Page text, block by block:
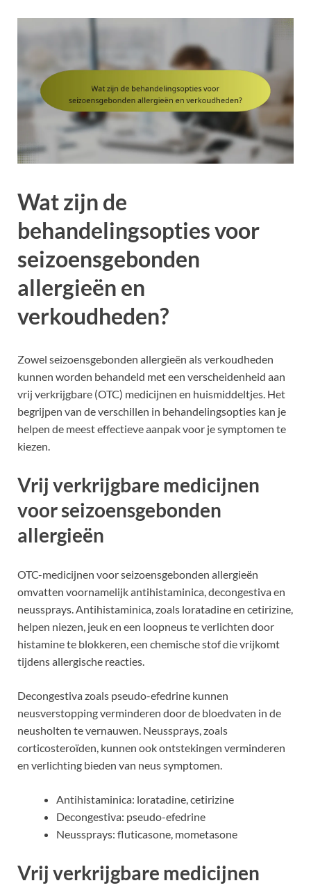
Wat zijn de
behandelingsopties voor
seizoensgebonden
allergieën en
verkoudheden?
Zowel seizoensgebonden allergieën als verkoudheden
kunnen worden behandeld met een verscheidenheid aan
vrij verkrijgbare (OTC) medicijnen en huismiddeltjes. Het
begrijpen van de verschillen in behandelingsopties kan je
helpen de meest effectieve aanpak voor je symptomen te
kiezen.
Vrij verkrijgbare medicijnen
voor seizoensgebonden
allergieën
OTC-medicijnen voor seizoensgebonden allergieën
omvatten voornamelijk antihistaminica, decongestiva en
neussprays. Antihistaminica, zoals loratadine en cetirizine,
helpen niezen, jeuk en een loopneus te verlichten door
histamine te blokkeren, een chemische stof die vrijkomt
tijdens allergische reacties.
Decongestiva zoals pseudo-efedrine kunnen
neusverstopping verminderen door de bloedvaten in de
neusholten te vernauwen. Neussprays, zoals
corticosteroïden, kunnen ook ontstekingen verminderen
en verlichting bieden van neus symptomen.
Antihistaminica: loratadine, cetirizine
Decongestiva: pseudo-efedrine
Neussprays: fluticasone, mometasone
Vrij verkrijgbare medicijnen